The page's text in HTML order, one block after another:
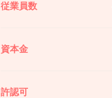
従業員数
資本金
許認可